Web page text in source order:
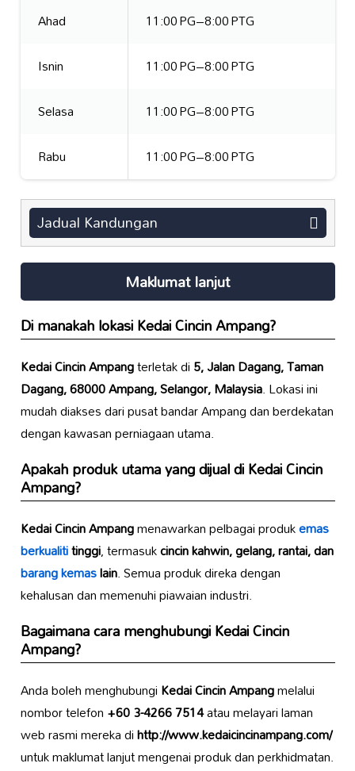
Ahad
11:00 PG–8:00 PTG
Isnin
11:00 PG–8:00 PTG
Selasa
11:00 PG–8:00 PTG
Rabu
11:00 PG–8:00 PTG
Jadual Kandungan
Maklumat lanjut
Di manakah lokasiKedai Cincin Ampang?
Kedai Cincin Ampangterletak di5, Jalan Dagang, Taman
Dagang, 68000 Ampang, Selangor, Malaysia. Lokasi ini
mudah diakses dari pusat bandar Ampang dan berdekatan
dengan kawasan perniagaan utama.
Apakah produk utama yang dijual diKedai Cincin
Ampang?
Kedai Cincin Ampangmenawarkan pelbagai produkemas
berkualititinggi, termasukcincin kahwin, gelang, rantai, dan
barang kemaslain. Semua produk direka dengan
kehalusan dan memenuhi piawaian industri.
Bagaimana cara menghubungiKedai Cincin
Ampang?
Anda boleh menghubungiKedai Cincin Ampangmelalui
nombor telefon+60 3-4266 7514atau melayari laman
web rasmi mereka dihttp://www.kedaicincinampang.com/
untuk maklumat lanjut mengenai produk dan perkhidmatan.